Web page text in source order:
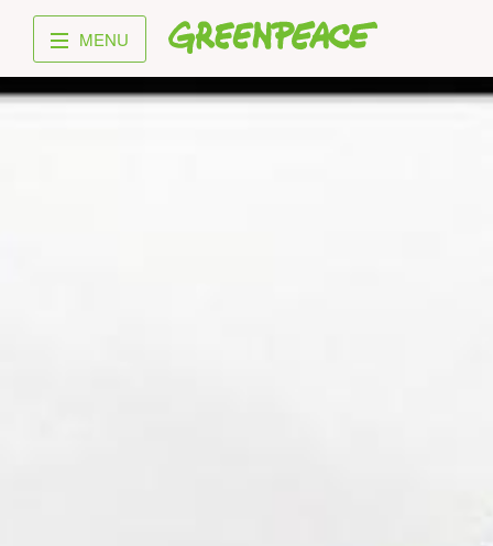
Greenpeace
MENU